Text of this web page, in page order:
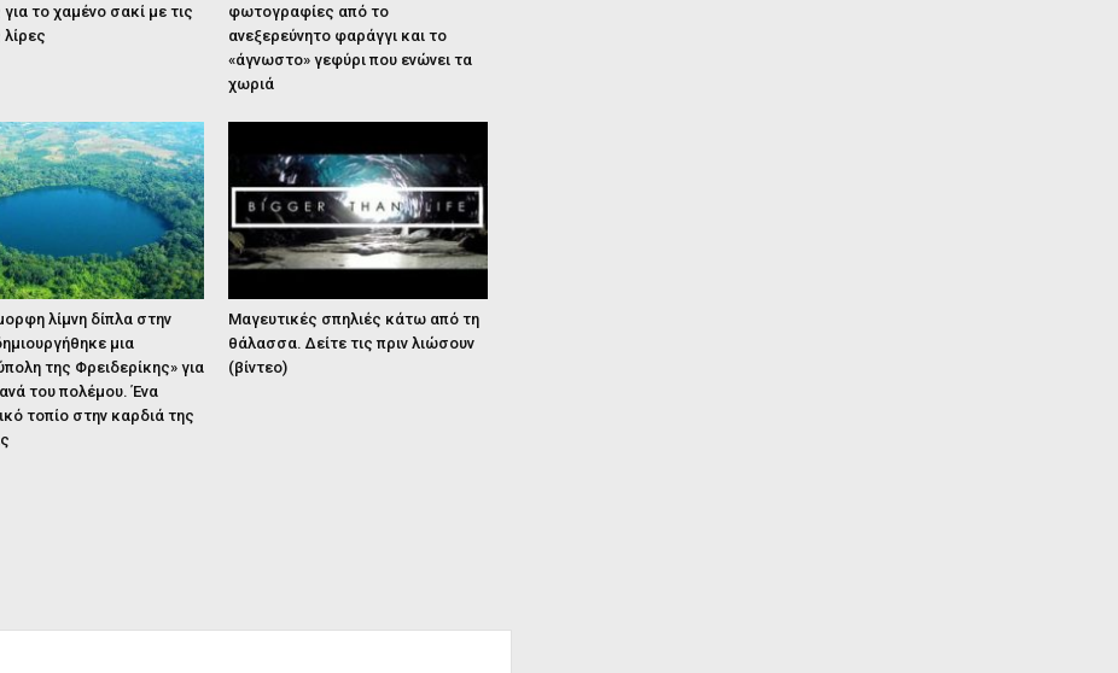
το χαμένο σακί με τις
φωτογραφίες από το
ανεξερεύνητο φαράγγι και το
«άγνωστο» γεφύρι που ενώνει τα
χωριά
λίμνη δίπλα στην
μια
της Φρειδερίκης» για
του πολέμου. Ένα
τοπίο στην καρδιά της
Μαγευτικές σπηλιές κάτω από τη
θάλασσα. Δείτε τις πριν λιώσουν
(βίντεο)